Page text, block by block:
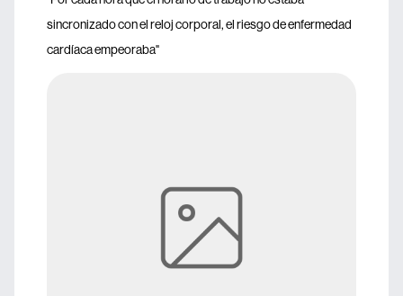
sincronizado con el reloj corporal, el riesgo de enfermedad
cardíaca empeoraba"